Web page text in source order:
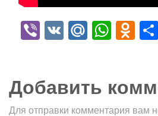
Viber
VK Mail.Ru
Добавить
Для отправки комментария вам